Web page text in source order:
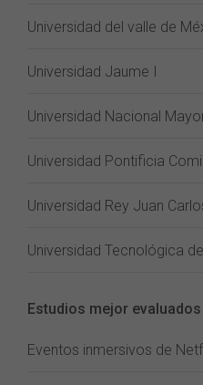
Universidad del valle de
Universidad Jaume I
Universidad Nacional
Universidad Pontificia
Universidad Rey Juan
Universidad Tecnológica
Estudios mejor evaluados
Eventos inmersivos de